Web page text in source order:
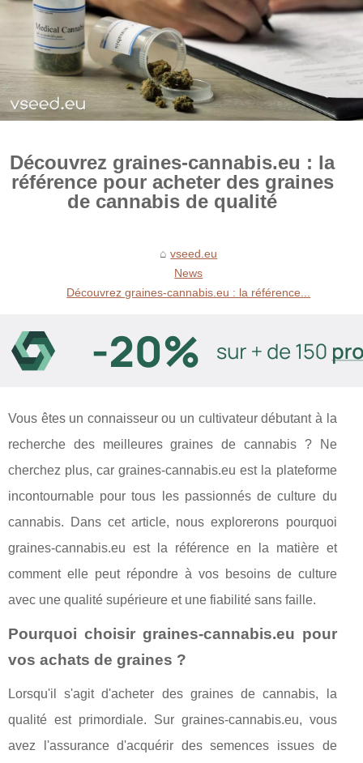
Découvrez graines-cannabis.eu : la
référence pour acheter des graines
de cannabis de qualité
vseed.eu
News
Découvrez graines-cannabis.eu : la référence...
Vous êtes un connaisseur ou un cultivateur débutant à la
recherche des meilleures graines de cannabis ? Ne
cherchez plus, car graines-cannabis.eu est la plateforme
incontournable pour tous les passionnés de culture du
cannabis. Dans cet article, nous explorerons pourquoi
graines-cannabis.eu est la référence en la matière et
comment elle peut répondre à vos besoins de culture
avec une qualité supérieure et une fiabilité sans faille.
Pourquoi choisir graines-cannabis.eu pour
vos achats de graines ?
Lorsqu'il s'agit d'acheter des graines de cannabis, la
qualité est primordiale. Sur graines-cannabis.eu, vous
avez l'assurance d'acquérir des semences issues de